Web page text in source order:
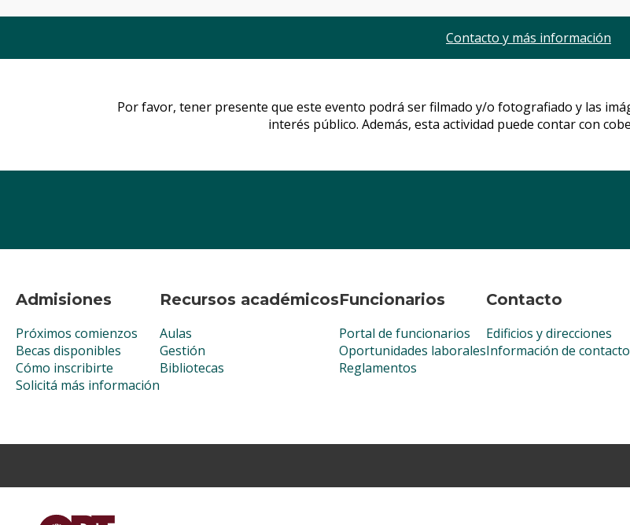
Contacto y más información
Admisiones
Próximos comienzos
Becas disponibles
Cómo inscribirte
Solicitá más información
Recursos académicos
Aulas
Gestión
Bibliotecas
Funcionarios
Portal de funcionarios
Oportunidades laborales
Reglamentos
Contacto
Edificios y direcciones
Información de contacto